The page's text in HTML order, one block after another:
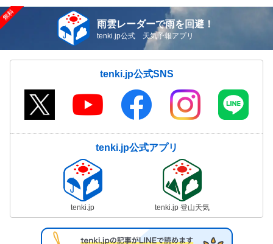
雨雲レーダーで雨を回避！
tenki.jp公式 天気予報アプリ
tenki.jp公式SNS
tenki.jp公式アプリ
tenki.jp tenki.jp 登山天気